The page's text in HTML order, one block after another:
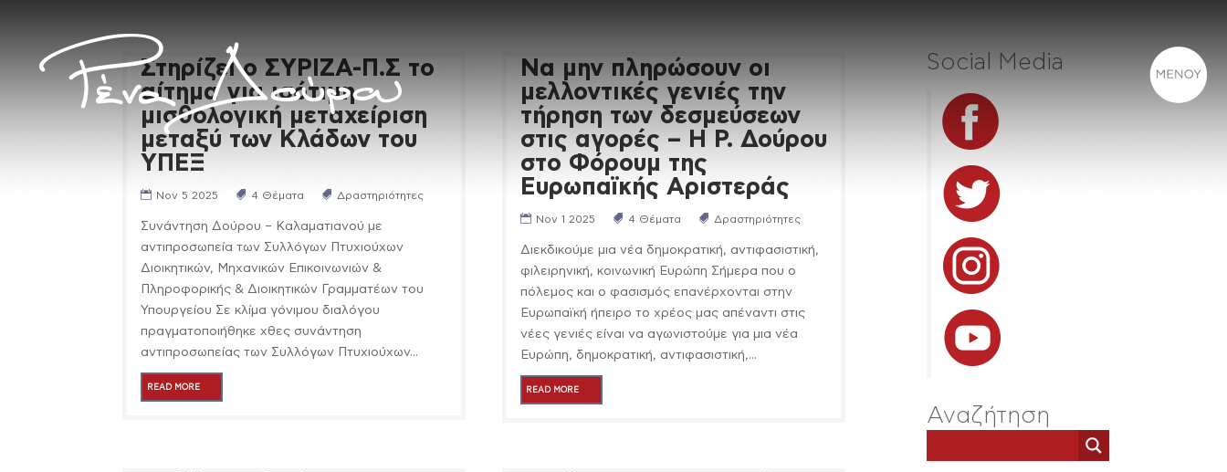
Στηρίζει ο ΣΥΡΙΖΑ-Π.Σ το
αίτημα για ισότιμη
μισθολογική μεταχείριση
μεταξύ των Κλάδων του
ΥΠΕΞ
Nov 5 2025 4 Θέματα Δραστηριότητες
Συνάντηση Δούρου – Καλαματιανού με
αντιπροσωπεία των Συλλόγων Πτυχιούχων
Διοικητικών, Μηχανικών Επικοινωνιών &
Πληροφορικής & Διοικητικών Γραμματέων του
Υπουργείου Σε κλίμα γόνιμου διαλόγου
πραγματοποιήθηκε χθες συνάντηση
αντιπροσωπείας των Συλλόγων Πτυχιούχων...
READ MORE
Να μην πληρώσουν οι
μελλοντικές γενιές την
τήρηση των δεσμεύσεων
στις αγορές – Η Ρ. Δούρου
στο Φόρουμ της
Ευρωπαϊκής Αριστεράς
Nov 1 2025 4 Θέματα Δραστηριότητες
Διεκδικούμε μια νέα δημοκρατική, αντιφασιστική,
φιλειρηνική, κοινωνική Ευρώπη Σήμερα που ο
πόλεμος και ο φασισμός επανέρχονται στην
Ευρωπαϊκή ήπειρο το χρέος μας απέναντι στις
νέες γενιές είναι να αγωνιστούμε για μια νέα
Ευρώπη, δημοκρατική, αντιφασιστική,...
READ MORE
Social Media
Αναζήτηση